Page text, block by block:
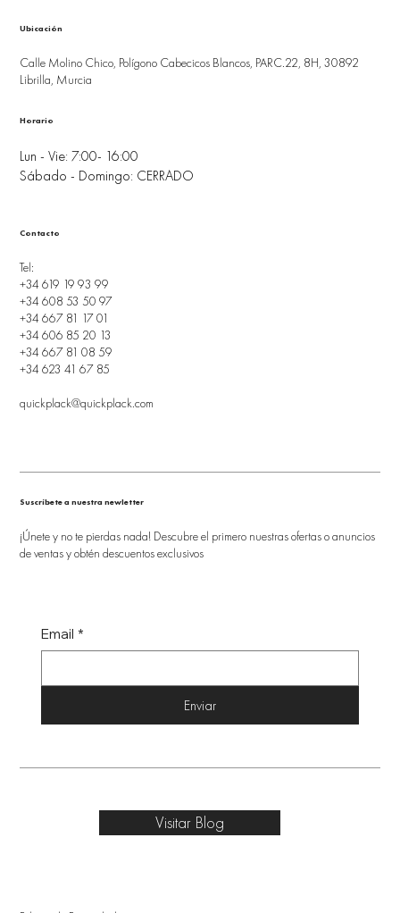
Ubicación
Calle Molino Chico, Polígono Cabecicos Blancos, PARC.22, 8H, 30892
Librilla, Murcia
Lun - Vie: 7:00- 16:00
Sábado - Domingo: CERRADO
Horario
Tel:
+34 619 19 93 99
+34 608 53 50 97
+34 667 81 17 01
+34 606 85 20 13
+34 667 81 08 59
+34 623 41 67 85
quickplack@quickplack.com
Contacto
Suscríbete a nuestra newletter
¡Únete y no te pierdas nada! Descubre el primero nuestras ofertas o anuncios
de ventas y obtén descuentos exclusivos
Email *
Enviar
Visitar Blog